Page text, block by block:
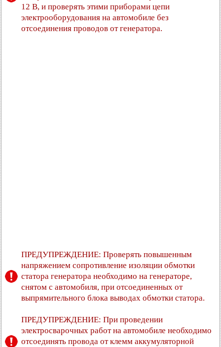
12 В, и проверять этими приборами цепи
электрооборудования на автомобиле без
отсоединения проводов от генератора.
ПРЕДУПРЕЖДЕНИЕ: Проверять повышенным
напряжением сопротивление изоляции обмотки
статора генератора необходимо на генераторе,
снятом с автомобиля, при отсоединенных от
выпрямительного блока выводах обмотки статора.
ПРЕДУПРЕЖДЕНИЕ: При проведении
электросварочных работ на автомобиле необходимо
отсоединять провода от клемм аккумуляторной